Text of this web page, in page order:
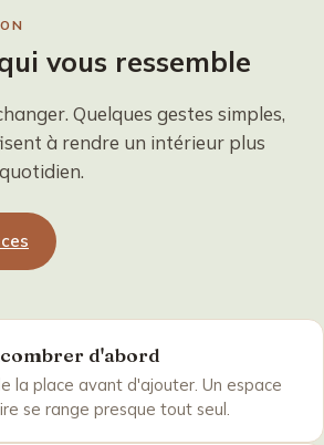
vous ressemble
Quelques gestes simples,
à rendre un intérieur plus
d'abord
la place avant d'ajouter. Un espace
se range presque tout seul.